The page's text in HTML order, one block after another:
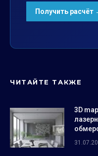
ЧИТАЙТЕ ТАКЖЕ
3D